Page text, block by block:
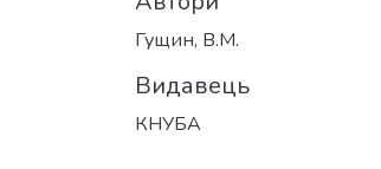
Гущин, В.М.
Видавець
КНУБА